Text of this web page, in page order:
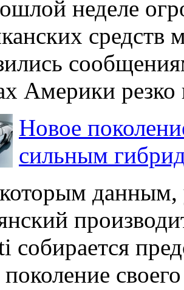
неделе
средств
Америки резко
Новое
сильным
данным,
собирается